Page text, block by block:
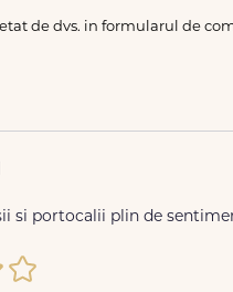
de dvs. in formularul de
si portocalii plin de